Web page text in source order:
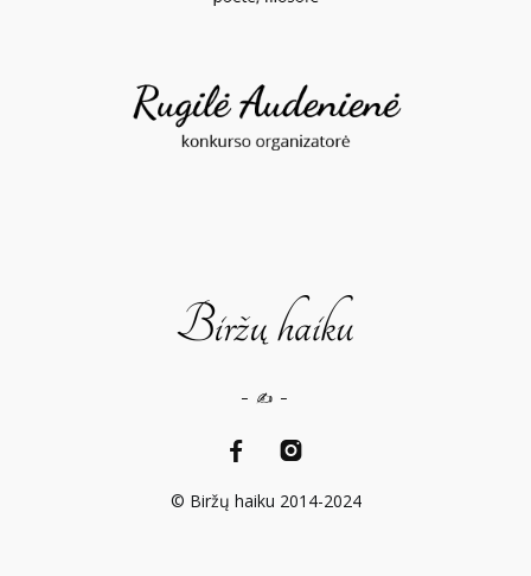
© Biržų haiku 2014-2024
– ✍️ –